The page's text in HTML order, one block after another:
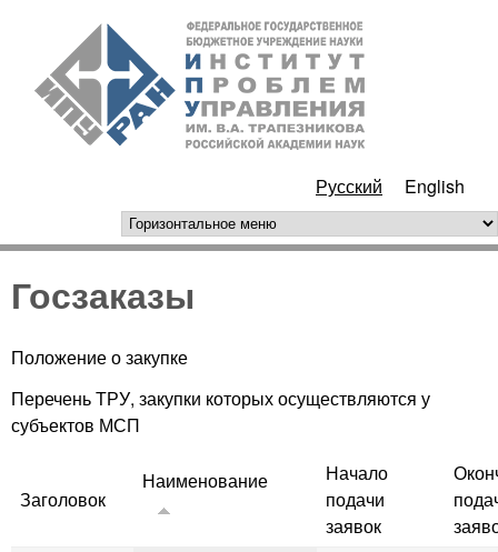
Перейти к основному
содержанию
РАН
Русский English
горизонтальное меню
Госзаказы
Положение о закупке
Перечень ТРУ, закупки которых осуществляются у
субъектов МСП
Заголовок
Наименование
Начало
подачи
заявок